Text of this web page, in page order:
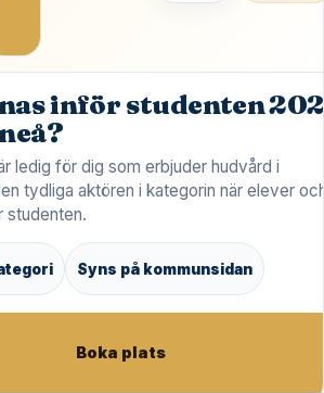
inför studenten
ledig för dig som erbjuder hudvård i
tydliga aktören i kategorin när elever
studenten.
Syns på kommunsidan
Boka plats